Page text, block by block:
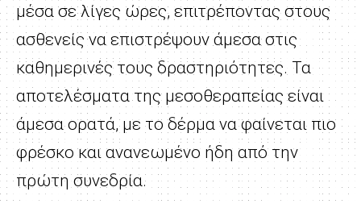
μέσα σε λίγες ώρες, επιτρέποντας στους
ασθενείς να επιστρέψουν άμεσα στις
καθημερινές τους δραστηριότητες. Τα
αποτελέσματα της μεσοθεραπείας είναι
άμεσα ορατά, με το δέρμα να φαίνεται πιο
φρέσκο και ανανεωμένο ήδη από την
πρώτη συνεδρία.